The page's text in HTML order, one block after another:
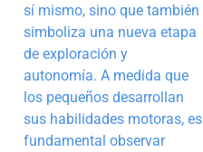
sí mismo, sino que también
simboliza una nueva etapa
de exploración y
autonomía. A medida que
los pequeños desarrollan
sus habilidades motoras, es
fundamental observar